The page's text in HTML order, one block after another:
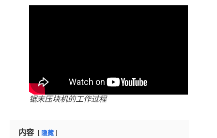
锯末压块机的工作过程
内容 隐藏